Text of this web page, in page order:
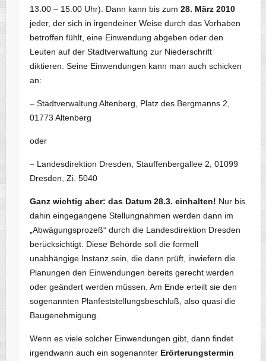
13.00 – 15.00 Uhr). Dann kann bis zum28. März 2010
jeder, der sich in irgendeiner Weise durch das Vorhaben
betroffen fühlt, eine Einwendung abgeben oder den
Leuten auf der Stadtverwaltung zur Niederschrift
diktieren. Seine Einwendungen kann man auch schicken
an:
– Stadtverwaltung Altenberg, Platz des Bergmanns 2,
01773 Altenberg
oder
– Landesdirektion Dresden, Stauffenbergallee 2, 01099
Dresden, Zi. 5040
Ganz wichtig aber: das Datum 28.3. einhalten! Nur bis
dahin eingegangene Stellungnahmen werden dann im
„Abwägungsprozeß“ durch die Landesdirektion Dresden
berücksichtigt. Diese Behörde soll die formell
unabhängige Instanz sein, die dann prüft, inwiefern die
Planungen den Einwendungen bereits gerecht werden
oder geändert werden müssen. Am Ende erteilt sie den
sogenannten Planfeststellungsbeschluß, also quasi die
Baugenehmigung.
Wenn es viele solcher Einwendungen gibt, dann findet
irgendwann auch ein sogenannter Erörterungstermin